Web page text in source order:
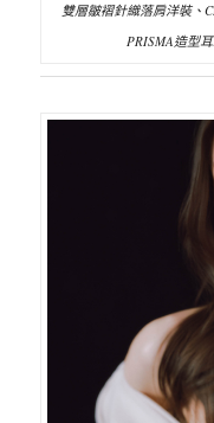
雙層皺褶針織落肩洋裝、
PRISMA造型